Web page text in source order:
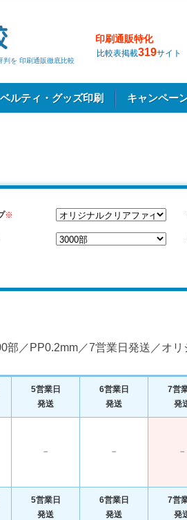
判を 印刷通販徹底比較
印刷通販特化
比較表掲載319サイト
ベルティ・グッズ印刷 キャンペー
※
／PP0.2mm／7営業日発送／オ
5営業日
発送
6営業日
発送
7営
発
－ － －
5営業日
発送
6営業日
発送
7営
発